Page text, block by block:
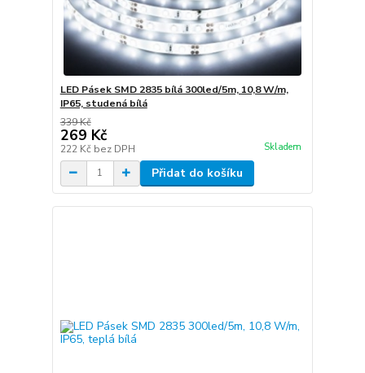
LED Pásek SMD 2835 bílá 300led/5m, 10,8 W/m,
IP65, studená bílá
339 Kč
269 Kč
222 Kč bez DPH Skladem
Přidat do košíku